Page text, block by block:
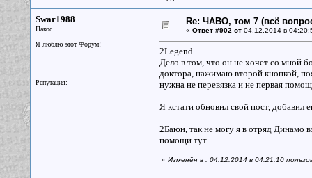
Swar1988
Пакос
Я люблю этот Форум!
Репутация: ---
Re: ЧАВО, том 7 (всё
« Ответ #902 от04.12.2014 в
2Legend
Дело в том, что он не хочет со мной
доктора, нажимаю второй кнопкой,
нужна не перевязка и не первая
Я кстати обновил свой пост,
2Баюн, так не могу я в отряд Динамо
помощи тут.
« Изменён в : 04.12.2014 в 04:21:10